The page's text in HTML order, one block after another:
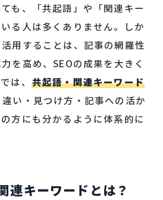
も、「共起語」や「関連キー
る人は多くありません。しか
用することは、記事の網羅性
を高め、SEOの成果を大きく
は、 共起語・関連キーワード
い・見つけ方・記事への活か
方にも分かるように体系的に
連キーワードとは？